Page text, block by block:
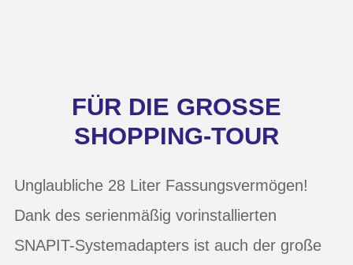
FÜR DIE GROSSE S
HOPPING-TOUR
Unglaubliche 28 Liter Fassungsvermögen!
Dank des serienmäßig vorinstallierten
SNAPIT-Systemadapters ist auch der große